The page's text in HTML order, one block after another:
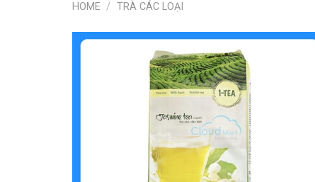
HOME / TRÀ CÁC LOẠI